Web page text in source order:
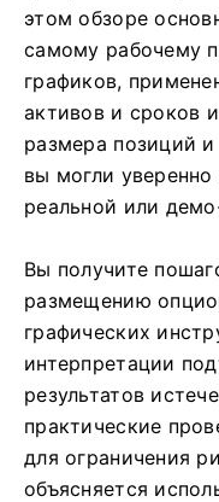
этом обзоре
самому рабочему
графиков,
активов и сроков
размера позиций
вы могли уверенно
реальной или
Вы получите
размещению
графических
интерпретации
результатов
практические
для ограничения
объясняется